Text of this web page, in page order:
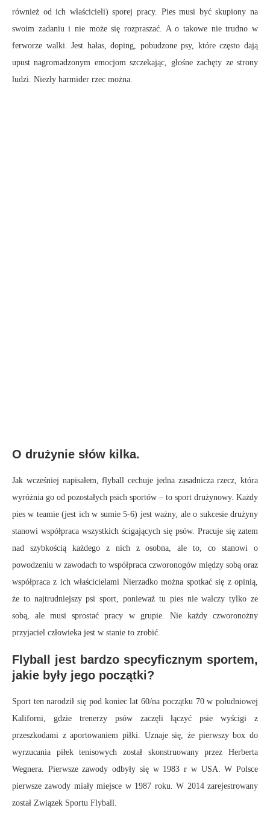
również od ich właścicieli) sporej pracy. Pies musi być skupiony na
swoim zadaniu i nie może się rozpraszać. A o takowe nie trudno w
ferworze walki. Jest hałas, doping, pobudzone psy, które często dają
upust nagromadzonym emocjom szczekając, głośne zachęty ze strony
ludzi. Niezły harmider rzec można.
O drużynie słów kilka.
Jak wcześniej napisałem, flyball cechuje jedna zasadnicza rzecz, która
wyróżnia go od pozostałych psich sportów – to sport drużynowy. Każdy
pies w teamie (jest ich w sumie 5-6) jest ważny, ale o sukcesie drużyny
stanowi współpraca wszystkich ścigających się psów. Pracuje się zatem
nad szybkością każdego z nich z osobna, ale to, co stanowi o
powodzeniu w zawodach to współpraca czworonogów między sobą oraz
współpraca z ich właścicielami Nierzadko można spotkać się z opinią,
że to najtrudniejszy psi sport, ponieważ tu pies nie walczy tylko ze
sobą, ale musi sprostać pracy w grupie. Nie każdy czworonożny
przyjaciel człowieka jest w stanie to zrobić.
Flyball jest bardzo specyficznym sportem,
jakie były jego początki?
Sport ten narodził się pod koniec lat 60/na początku 70 w południowej
Kaliforni, gdzie trenerzy psów zaczęli łączyć psie wyścigi z
przeszkodami z aportowaniem piłki. Uznaje się, że pierwszy box do
wyrzucania piłek tenisowych został skonstruowany przez Herberta
Wegnera. Pierwsze zawody odbyły się w 1983 r w USA. W Polsce
pierwsze zawody miały miejsce w 1987 roku. W 2014 zarejestrowany
został Związek Sportu Flyball.